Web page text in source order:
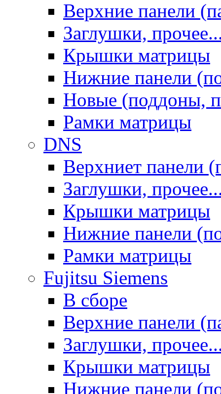
Верхние панели
Заглушки,
Крышки матрицы
Нижние панели
Новые (поддоны,
Рамки матрицы
DNS
Верхниет панели
Заглушки,
Крышки матрицы
Нижние панели
Рамки матрицы
Fujitsu Siemens
В сборе
Верхние панели
Заглушки,
Крышки матрицы
Нижние панели